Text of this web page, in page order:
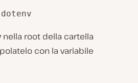
nella root della cartella
con la variabile